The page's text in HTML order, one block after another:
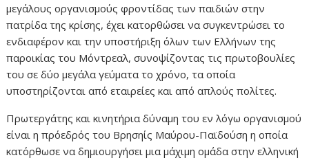
μεγάλους οργανισμούς φροντίδας των παιδιών στην
πατρίδα της κρίσης, έχει κατορθώσει να συγκεντρώσει το
ενδιαφέρον και την υποστήριξη όλων των Ελλήνων της
παροικίας του Μόντρεαλ, συνοψίζοντας τις πρωτοβουλίες
του σε δύο μεγάλα γεύματα το χρόνο, τα οποία
υποστηρίζονται από εταιρείες και από απλούς πολίτες.
Πρωτεργάτης και κινητήρια δύναμη του εν λόγω οργανισμού
είναι η πρόεδρός του Βρησηίς Μαύρου-Παϊδούση η οποία
κατόρθωσε να δημιουργήσει μια μάχιμη ομάδα στην ελληνική